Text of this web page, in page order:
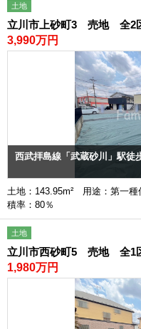
土地
立川市上砂町3 売地 全2
3,990万円
西武拝島線「武蔵砂川」駅徒
土地：143.95m² 用途：第一
積率：80％
土地
立川市西砂町5 売地 全1
1,980万円